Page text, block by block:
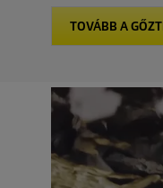
TOVÁBB A